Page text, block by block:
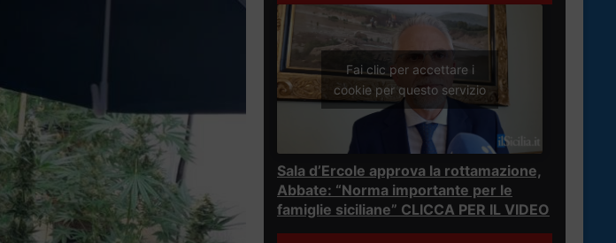
Fai clic per accettare i
cookie per questo servizio
Sala d’Ercole approva la rottamazione,
Abbate: “Norma importante per le
famiglie siciliane” CLICCA PER IL VIDEO